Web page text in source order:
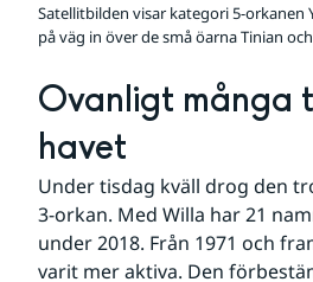
Satellitbilden visar kategori 5-
på väg in över de små öarna Tinian
Ovanligt många
havet
Under tisdag kväll drog den
3-orkan. Med Willa har 21
under 2018. Från 1971 och
varit mer aktiva. Den